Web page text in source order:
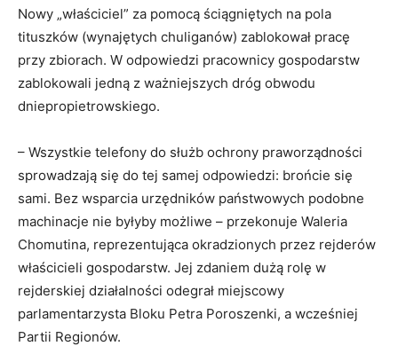
Nowy „właściciel” za pomocą ściągniętych na pola
tituszków (wynajętych chuliganów) zablokował pracę
przy zbiorach. W odpowiedzi pracownicy gospodarstw
zablokowali jedną z ważniejszych dróg obwodu
dniepropietrowskiego.
– Wszystkie telefony do służb ochrony praworządności
sprowadzają się do tej samej odpowiedzi: brońcie się
sami. Bez wsparcia urzędników państwowych podobne
machinacje nie byłyby możliwe – przekonuje Waleria
Chomutina, reprezentująca okradzionych przez rejderów
właścicieli gospodarstw. Jej zdaniem dużą rolę w
rejderskiej działalności odegrał miejscowy
parlamentarzysta Bloku Petra Poroszenki, a wcześniej
Partii Regionów.